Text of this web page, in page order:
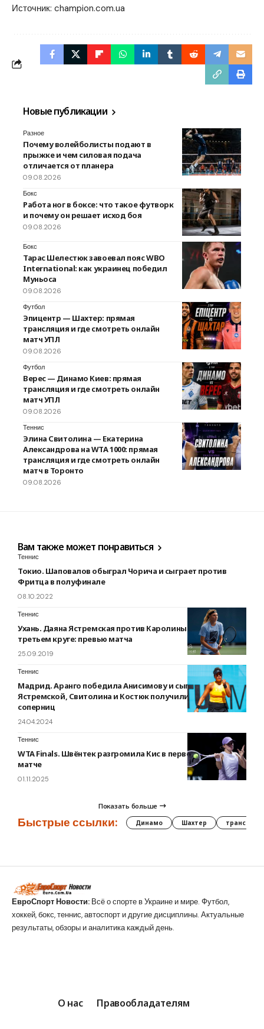
Источник: champion.com.ua
Новые публикации
Разное
Почему волейболисты подают в
прыжке и чем силовая подача
отличается от планера
09.08.2026
Бокс
Работа ног в боксе: что такое футворк
и почему он решает исход боя
09.08.2026
Бокс
Тарас Шелестюк завоевал пояс WBO
International: как украинец победил
Муньоса
09.08.2026
Футбол
Эпицентр — Шахтер: прямая
трансляция и где смотреть онлайн
матч УПЛ
09.08.2026
Футбол
Верес — Динамо Киев: прямая
трансляция и где смотреть онлайн
матч УПЛ
09.08.2026
Теннис
Элина Свитолина — Екатерина
Александрова на WTA 1000: прямая
трансляция и где смотреть онлайн
матч в Торонто
09.08.2026
Вам также может понравиться
Теннис
Токио. Шаповалов обыграл Чорича и сыграет против
Фритца в полуфинале
08.10.2022
Теннис
Ухань. Даяна Ястремская против Каролины Плишковой в
третьем круге: превью матча
25.09.2019
Теннис
Мадрид. Аранго победила Анисимову и сыграет против
Ястремской, Свитолина и Костюк получили первых
соперниц
24.04.2024
Теннис
WTA Finals. Швёнтек разгромила Кис в первом групповом
матче
01.11.2025
Показать больше
Быстрые ссылки: Динамо Шахтер трансферы
ЕвроСпорт Новости: Всё о спорте в Украине и мире. Футбол,
хоккей, бокс, теннис, автоспорт и другие дисциплины. Актуальные
результаты, обзоры и аналитика каждый день.
О нас Правообладателям